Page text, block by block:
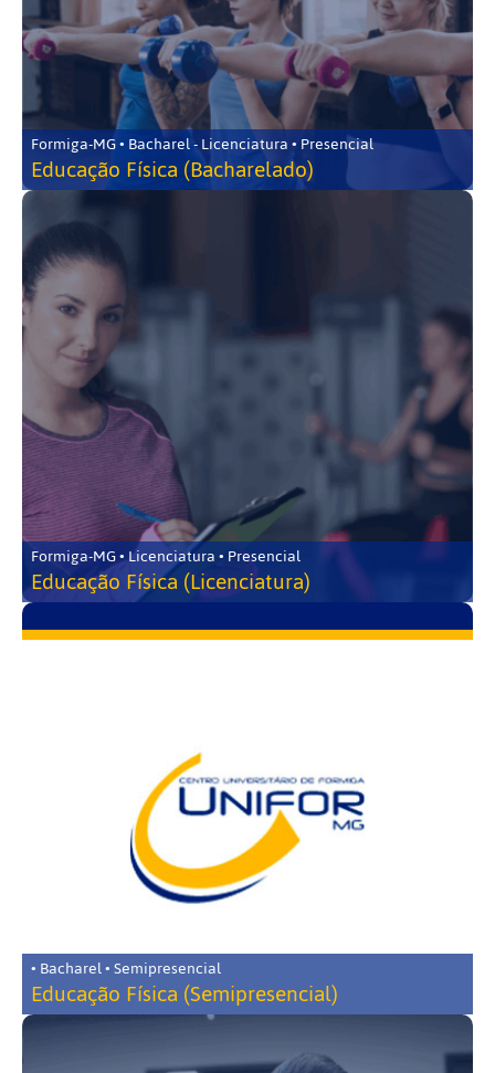
Formiga-MG • Bacharel - Licenciatura • Presencial
Educação Física (Bacharelado)
Formiga-MG • Licenciatura • Presencial
Educação Física (Licenciatura)
• Bacharel • Semipresencial
Educação Física (Semipresencial)